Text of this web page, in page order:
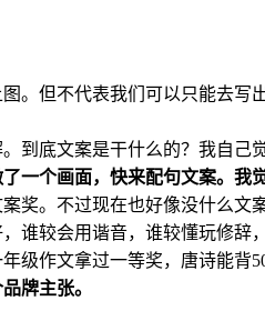
。但不代表我们可以只能去写
到底文案是干什么的？我自己
一个画面，快来配句文案。我
奖。不过现在也好像没什么
谁较会用谐音，谁较懂玩修辞
级作文拿过一等奖，唐诗能
牌主张。